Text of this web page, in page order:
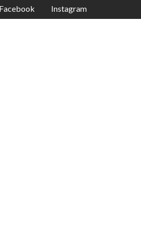
Facebook Instagram